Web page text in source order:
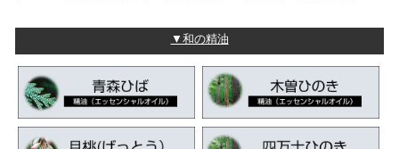
▼和の精油